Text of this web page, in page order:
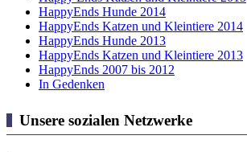
HappyEnds Hunde 2014
HappyEnds Katzen und Kleintiere 2014
HappyEnds Hunde 2013
HappyEnds Katzen und Kleintiere 2013
HappyEnds 2007 bis 2012
In Gedenken
Unsere sozialen Netzwerke